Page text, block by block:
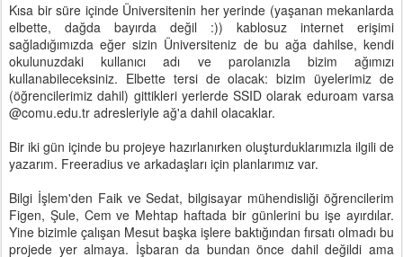
Kısa bir süre içinde Üniversitenin her yerinde (yaşanan mekanlarda
elbette, dağda bayırda değil :)) kablosuz internet erişimi
sağladığımızda eğer sizin Üniversiteniz de bu ağa dahilse, kendi
okulunuzdaki kullanıcı adı ve parolanızla bizim ağımızı
kullanabileceksiniz. Elbette tersi de olacak: bizim üyelerimiz de
(öğrencilerimiz dahil) gittikleri yerlerde SSID olarak eduroam varsa
@comu.edu.tr adresleriyle ağ'a dahil olacaklar.
Bir iki gün içinde bu projeye hazırlanırken oluşturduklarımızla ilgili de
yazarım. Freeradius ve arkadaşları için planlarımız var.
Bilgi İşlem'den Faik ve Sedat, bilgisayar mühendisliği öğrencilerim
Figen, Şule, Cem ve Mehtap haftada bir günlerini bu işe ayırdılar.
Yine bizimle çalışan Mesut başka işlere baktığından fırsatı olmadı bu
projede yer almaya. İşbaran da bundan önce dahil değildi ama